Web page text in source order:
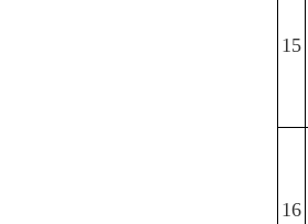
15
16